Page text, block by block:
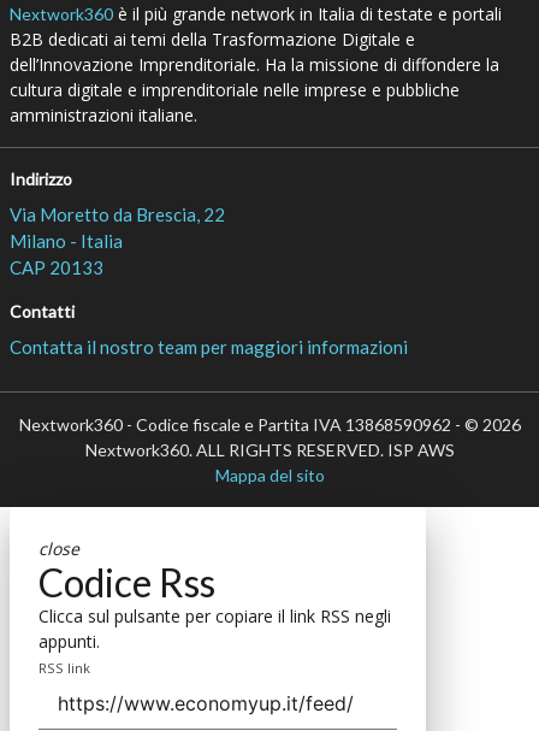
Nextwork360è il più grande network in Italia di testate e portali
B2B dedicati ai temi della Trasformazione Digitale e
dell’Innovazione Imprenditoriale. Ha la missione di diffondere la
cultura digitale e imprenditoriale nelle imprese e pubbliche
amministrazioni italiane.
Indirizzo
Via Moretto da Brescia, 22
Milano - Italia
CAP 20133
Contatti
Contatta il nostro team per maggiori informazioni
Nextwork360 - Codice fiscale e Partita IVA 13868590962 - © 2026
Nextwork360. ALL RIGHTS RESERVED. ISP AWS
Mappa del sito
close
Codice Rss
Clicca sul pulsante per copiare il link RSS negli
appunti.
RSS link